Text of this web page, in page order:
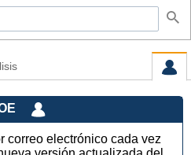
correo electrónico cada vez